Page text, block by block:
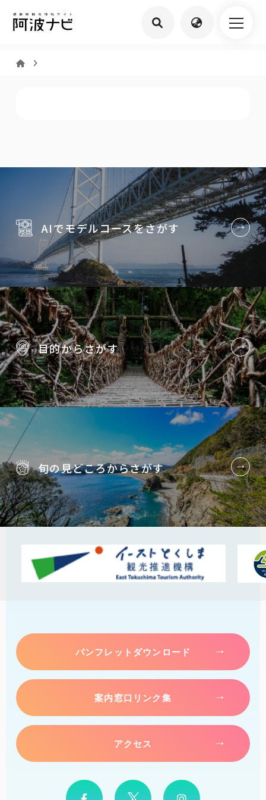
AIでモデルコースをさがす
目的からさがす
旬の見どころからさがす
パンフレットダウンロード
案内窓口リンク集
アクセス